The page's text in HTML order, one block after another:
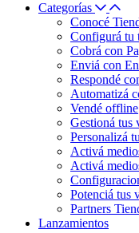
Categorías
Conocé
Configurá tu
Cobrá con
Enviá con
Respondé
Automatizá
Vendé offline
Gestioná tus
Personalizá
Activá
Activá
Potenciá tus
Partners
Lanzamientos